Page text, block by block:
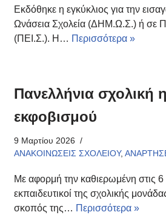
Εκδόθηκε η εγκύκλιος για την
Ωνάσεια Σχολεία (ΔΗΜ.Ω.Σ.) ή σε
(ΠΕΙ.Σ.). Η… Περισσότερα »
Πανελλήνια σχολική
εκφοβισμού
9 Μαρτίου 2026
ΑΝΑΚΟΙΝΩΣΕΙΣ ΣΧΟΛΕΙΟΥ,
Με αφορμή την καθιερωμένη στις
εκπαιδευτικοί της σχολικής
σκοπός της… Περισσότερα »